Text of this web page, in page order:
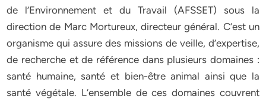
de l’Environnement et du Travail (AFSSET) sous la
direction de Marc Mortureux, directeur général. C’est un
organisme qui assure des missions de veille, d’expertise,
de recherche et de référence dans plusieurs domaines :
santé humaine, santé et bien-être animal ainsi que la
santé végétale. L’ensemble de ces domaines couvrent